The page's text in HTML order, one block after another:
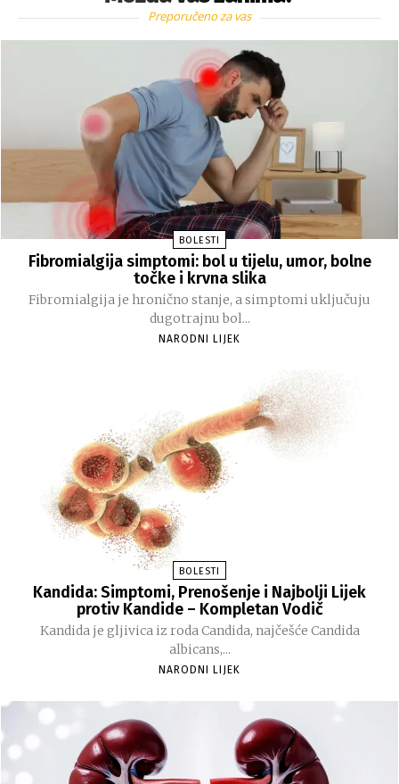
Preporučeno za vas
BOLESTI
Fibromialgija simptomi: bol u tijelu, umor, bolne
točke i krvna slika
Fibromialgija je hronično stanje, a simptomi uključuju
dugotrajnu bol...
NARODNI LIJEK
BOLESTI
Kandida: Simptomi, Prenošenje i Najbolji Lijek
protiv Kandide – Kompletan Vodič
Kandida je gljivica iz roda Candida, najčešće Candida
albicans,...
NARODNI LIJEK